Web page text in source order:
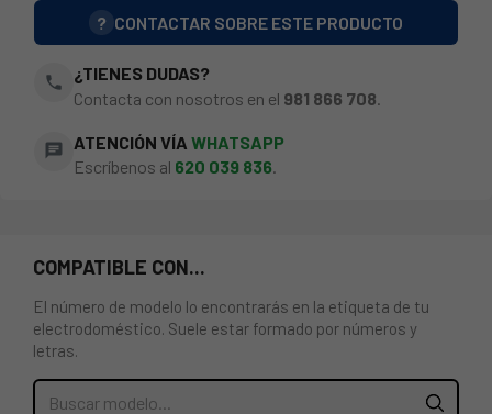
? CONTACTAR SOBRE ESTE PRODUCTO
phone
¿TIENES DUDAS?
Contacta con nosotros en el 981 866 708
chat ATENCIÓN VÍA WHATSAPP
Escríbenos al 620 039 836.
COMPATIBLE CON...
El número de modelo lo encontrarás en la etiqueta de tu
electrodoméstico. Suele estar formado por números y
letras.